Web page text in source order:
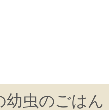
幼虫のごはん